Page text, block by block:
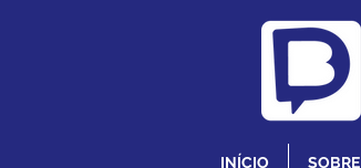
INÍCIO SOBRE